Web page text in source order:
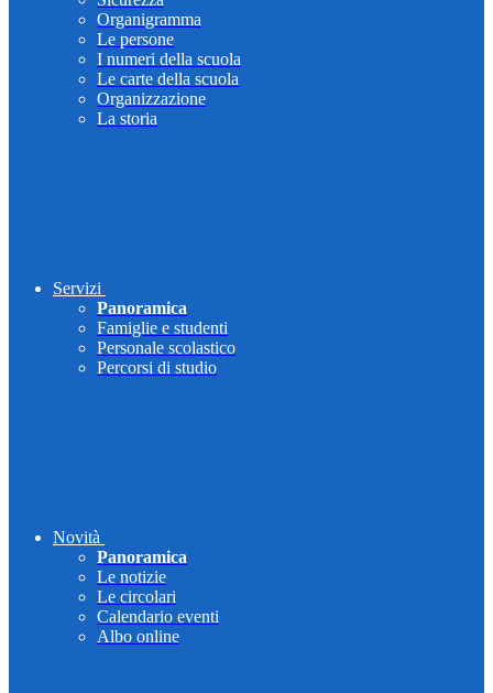
Organigramma
Le persone
I numeri della scuola
Le carte della scuola
Organizzazione
La storia
Servizi
Panoramica
Famiglie e studenti
Personale scolastico
Percorsi di studio
Novità
Panoramica
Le notizie
Le circolari
Calendario eventi
Albo online